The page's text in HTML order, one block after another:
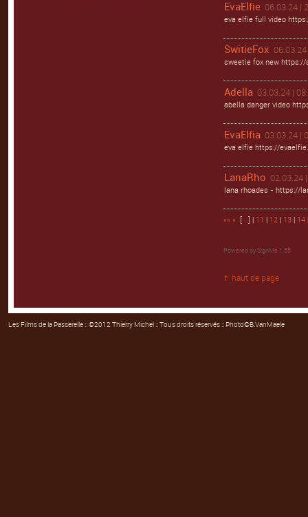
EvaElfie 06.03.24 |
eva elfie full video
SwitieFox
sweetie fox new
Adella 03.03.24 |
abella danger video
EvaElfia 03.03.24 |
eva elfie https://
LanaRho 02.03.24
lana rhoades - https://
«« « [...] | 11 | 12 | 13 | 14
Powered by SignMe 1.55
haut de page
Les Films de la Passerelle:: ©2012 Thierry Michel :: Tous droits réservés :: Photo©B.VanMaele